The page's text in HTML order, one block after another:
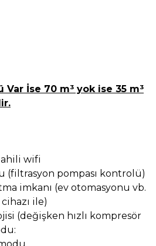
Var İse 70 m³ yok ise 35 m³
wifi
(filtrasyon pompası kontrolü)
imkanı (ev otomasyonu vb.
ile)
(değişken hızlı kompresör